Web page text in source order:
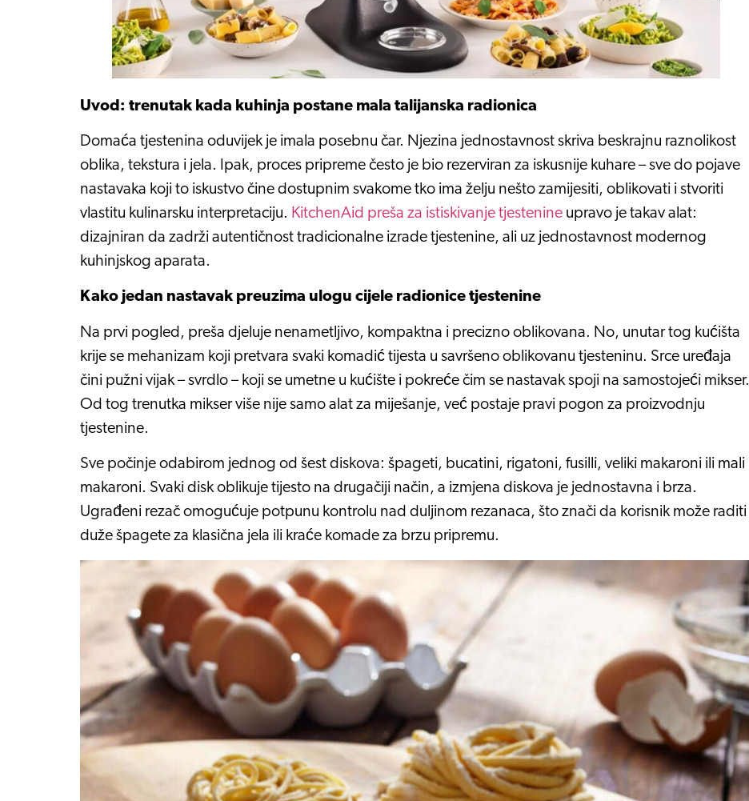
Uvod: trenutak kada kuhinja postane mala talijanska radionica
Domaća tjestenina oduvijek je imala posebnu čar. Njezina jednostavnost skriva beskrajnu raznolikost
oblika, tekstura i jela. Ipak, proces pripreme često je bio rezerviran za iskusnije kuhare – sve do pojave
nastavaka koji to iskustvo čine dostupnim svakome tko ima želju nešto zamijesiti, oblikovati i stvoriti
vlastitu kulinarsku interpretaciju. KitchenAid preša za istiskivanje tjestenine upravo je takav alat:
dizajniran da zadrži autentičnost tradicionalne izrade tjestenine, ali uz jednostavnost modernog
kuhinjskog aparata.
Kako jedan nastavak preuzima ulogu cijele radionice tjestenine
Na prvi pogled, preša djeluje nenametljivo, kompaktna i precizno oblikovana. No, unutar tog kućišta
krije se mehanizam koji pretvara svaki komadić tijesta u savršeno oblikovanu tjesteninu. Srce uređaja
čini pužni vijak – svrdlo – koji se umetne u kućište i pokreće čim se nastavak spoji na samostojeći mikser.
Od tog trenutka mikser više nije samo alat za miješanje, već postaje pravi pogon za proizvodnju
tjestenine.
Sve počinje odabirom jednog od šest diskova: špageti, bucatini, rigatoni, fusilli, veliki makaroni ili mali
makaroni. Svaki disk oblikuje tijesto na drugačiji način, a izmjena diskova je jednostavna i brza.
Ugrađeni rezač omogućuje potpunu kontrolu nad duljinom rezanaca, što znači da korisnik može raditi
duže špagete za klasična jela ili kraće komade za brzu pripremu.